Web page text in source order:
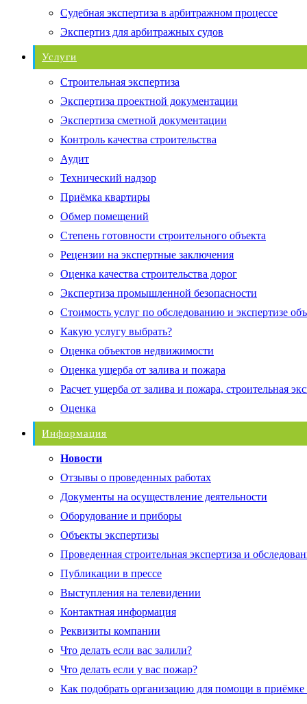
Судебная экспертиза в арбитражном процессе
Экспертиз для арбитражных судов
Услуги
Строительная экспертиза
Экспертиза проектной документации
Экспертиза сметной документации
Контроль качества строительства
Аудит
Технический надзор
Приёмка квартиры
Обмер помещений
Степень готовности строительного объекта
Рецензии на экспертные заключения
Оценка качества строительства дорог
Экспертиза промышленной безопасности
Стоимость услуг по обследованию и экспертизе
Какую услугу выбрать?
Оценка объектов недвижимости
Оценка ущерба от залива и пожара
Расчет ущерба от залива и пожара, строительная
Оценка
Информация
Новости
Отзывы о проведенных работах
Документы на осуществление деятельности
Оборудование и приборы
Объекты экспертизы
Проведенная строительная экспертиза и
Публикации в прессе
Выступления на телевидении
Контактная информация
Реквизиты компании
Что делать если вас залили?
Что делать если у вас пожар?
Как подобрать организацию для помощи в приёмке